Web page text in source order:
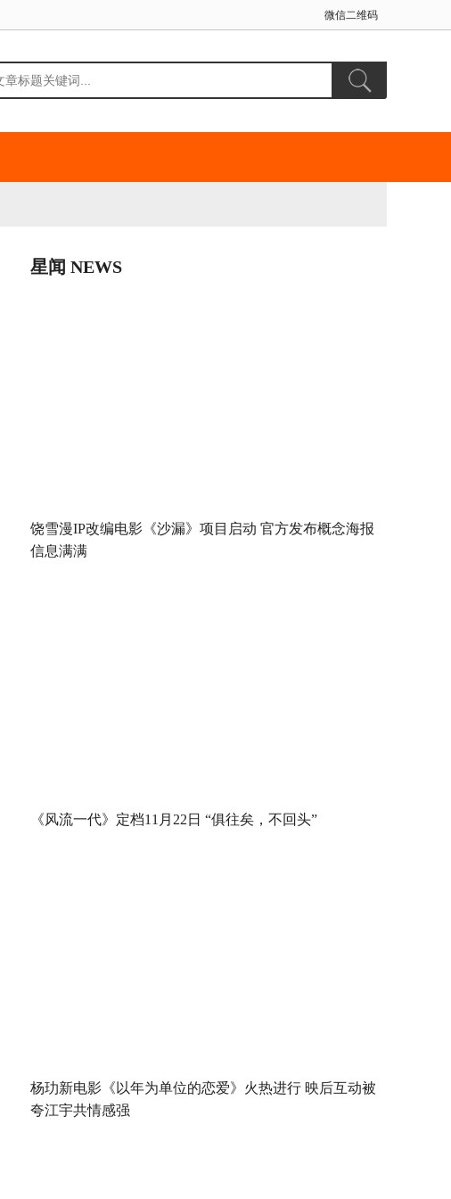
微信二维码
星闻 NEWS
饶雪漫IP改编电影《沙漏》项目启动 官方发布概念海报
信息满满
《风流一代》定档11月22日 “俱往矣，不回头”
杨玏新电影《以年为单位的恋爱》火热进行 映后互动被
夸江宇共情感强